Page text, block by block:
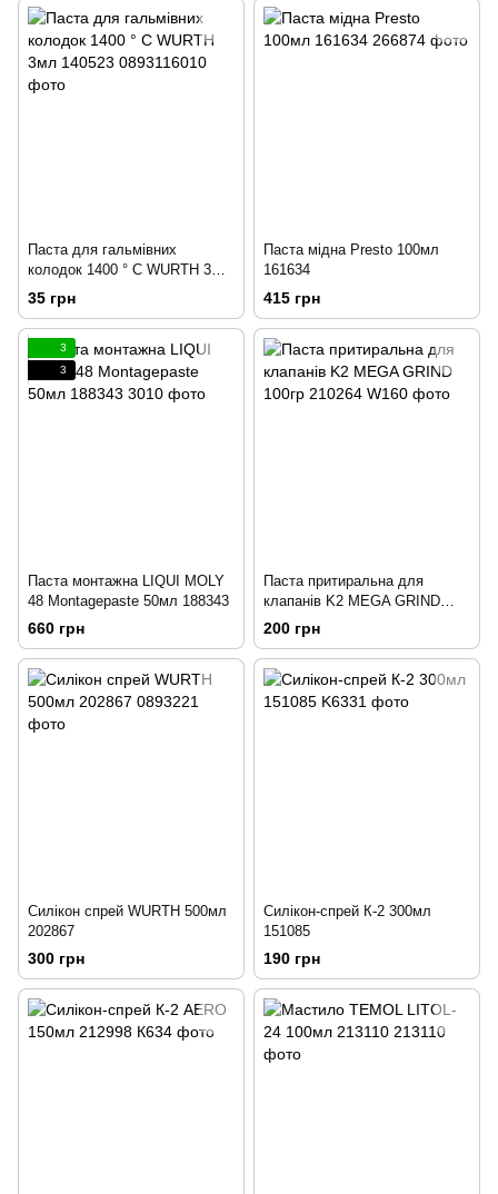
Паста для гальмівних
колодок 1400 ° С WURTH 3мл
140523
35 грн
Паста мідна Presto 100мл
161634
415 грн
3
3
Паста монтажна LIQUI MOLY
48 Montagepaste 50мл 188343
660 грн
Паста притиральна для
клапанів K2 MEGA GRIND
100гр 210264
200 грн
Силікон спрей WURTH 500мл
202867
300 грн
Силікон-спрей К-2 300мл
151085
190 грн